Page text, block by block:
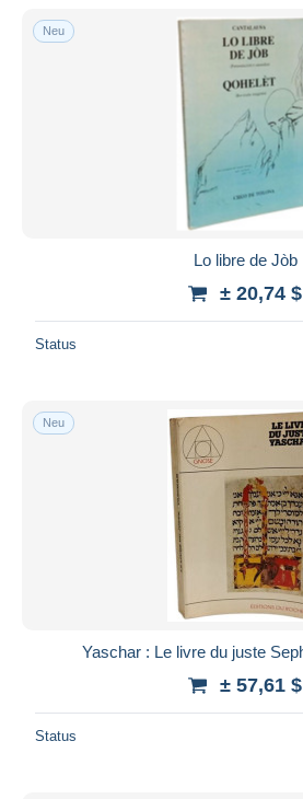
Neu
Lo libre de Jòb
± 20,74 $
Status
Neu
Yaschar : Le livre du juste
± 57,61 $
Status